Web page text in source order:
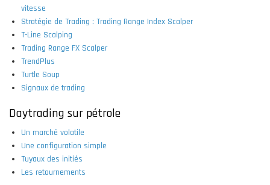
vitesse
Stratégie de Trading : Trading Range Index Scalper
T-Line Scalping
Trading Range FX Scalper
TrendPlus
Turtle Soup
Signaux de trading
Daytrading sur pétrole
Un marché volatile
Une configuration simple
Tuyaux des initiés
Les retournements